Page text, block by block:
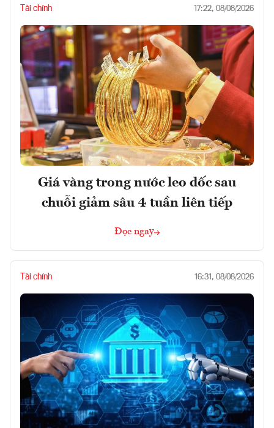
Tài chính 17:22, 08/08/2026
Giá vàng trong nước leo dốc sau
chuỗi giảm sâu 4 tuần liên tiếp
Đọc ngay
Tài chính 16:31, 08/08/2026